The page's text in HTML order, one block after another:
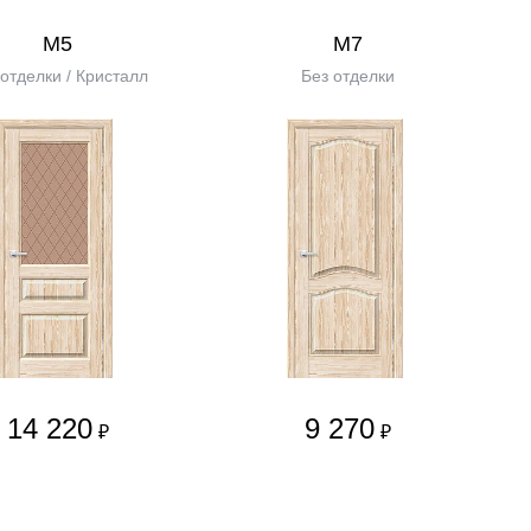
М5
/ Кристалл
14 220 ₽
М7
Без отделки
9 270 ₽